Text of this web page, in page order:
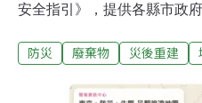
安全指引》，提供各縣市政
過去災後被動清理的思維，
年9月23日強颱樺加沙引發
防災 廢棄物 災後重建